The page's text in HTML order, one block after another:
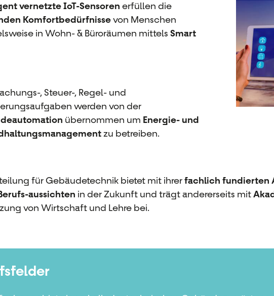
vernetzte IoT-Sensoren erfüllen die
Komfortbedürfnissevon Menschen
in Wohn- & Büroräumen mittels Smart
, Steuer-, Regel- und
werden von der
übernommen um Energie- und
zu betreiben.
für Gebäudetechnik bietet mit ihrerfachlich fundierten
aussichten in der Zukunft und trägt andererseits mit
von Wirtschaft und Lehre bei.